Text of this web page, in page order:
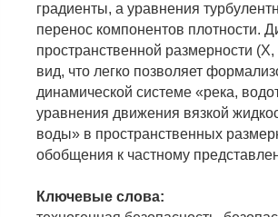
градиенты, а уравнения
перенос компонентов плотности.
пространственной размерности
вид, что легко позволяет
динамической системе «река,
уравнения движения вязкой
воды» в пространственных
обобщения к частному
Ключевые слова: